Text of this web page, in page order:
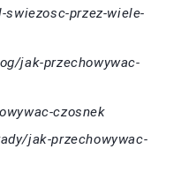
swiezosc-przez-wiele-
jak-przechowywac-
czosnek
jak-przechowywac-